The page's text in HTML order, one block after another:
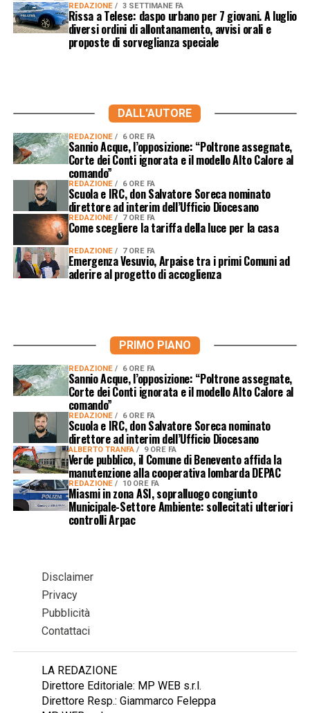
REDAZIONE 3 SETTIMANE FA
Rissa a Telese: daspo urbano per 7 giovani. A luglio
diversi ordini di allontanamento, avvisi orali e
proposte di sorveglianza speciale
DALL'AUTORE
REDAZIONE 6 ORE FA
Sannio Acque, l’opposizione: “Poltrone assegnate,
Corte dei Conti ignorata e il modello Alto Calore al
comando”
REDAZIONE 6 ORE FA
Scuola e IRC, don Salvatore Soreca nominato
direttore ad interim dell’Ufficio Diocesano
REDAZIONE 7 ORE FA
Come scegliere la tariffa della luce per la casa
REDAZIONE 7 ORE FA
Emergenza Vesuvio, Arpaise tra i primi Comuni ad
aderire al progetto di accoglienza
PRIMO PIANO
REDAZIONE 6 ORE FA
Sannio Acque, l’opposizione: “Poltrone assegnate,
Corte dei Conti ignorata e il modello Alto Calore al
comando”
REDAZIONE 6 ORE FA
Scuola e IRC, don Salvatore Soreca nominato
direttore ad interim dell’Ufficio Diocesano
ALBERTO TRANFA 9 ORE FA
Verde pubblico, il Comune di Benevento affida la
manutenzione alla cooperativa lombarda DEPAC
REDAZIONE 10 ORE FA
Miasmi in zona ASI, sopralluogo congiunto
Municipale-Settore Ambiente: sollecitati ulteriori
controlli Arpac
Disclaimer
Privacy
Pubblicità
Contattaci
LA REDAZIONE
Direttore Editoriale: MP WEB s.r.l.
Direttore Resp.: Giammarco Feleppa